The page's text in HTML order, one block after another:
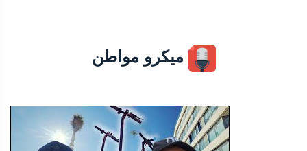
ميكرو مواطن